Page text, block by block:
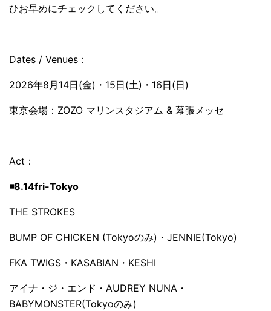
ひお早めにチェックしてください。
Dates / Venues：
2026年8月14日(金)・15日(土)・16日(日)
東京会場：ZOZO マリンスタジアム & 幕張メッセ
Act：
◾️8.14fri-Tokyo
THE STROKES
BUMP OF CHICKEN (Tokyoのみ)・JENNIE(Tokyo)
FKA TWIGS・KASABIAN・KESHI
アイナ・ジ・エンド・AUDREY NUNA・
BABYMONSTER(Tokyoのみ)